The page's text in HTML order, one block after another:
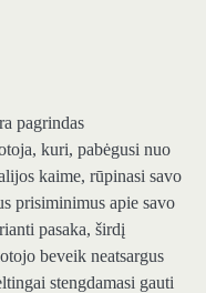
pagrindas
kuri, pabėgusi nuo
kaime, rūpinasi savo
prisiminimus apie savo
pasaka, širdį
beveik neatsargus
stengdamasi gauti